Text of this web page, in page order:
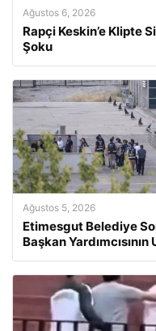
Ağustos 6, 2026
Rapçi Keskin’e Klipte
Şoku
Ağustos 5, 2026
Etimesgut Belediye
Başkan